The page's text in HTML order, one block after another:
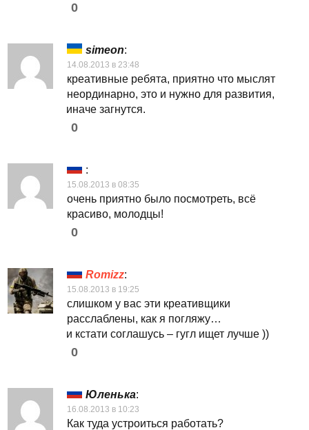
0
simeon:
14.08.2013 в 23:48
креативные ребята, приятно что мыслят
неординарно, это и нужно для развития,
иначе загнутся.
0
:
15.08.2013 в 08:35
очень приятно было посмотреть, всё
красиво, молодцы!
0
Romizz:
15.08.2013 в 19:25
слишком у вас эти креативщики
расслаблены, как я погляжу…
и кстати соглашусь – гугл ищет лучше ))
0
Юленька:
16.08.2013 в 10:23
Как туда устроиться работать?